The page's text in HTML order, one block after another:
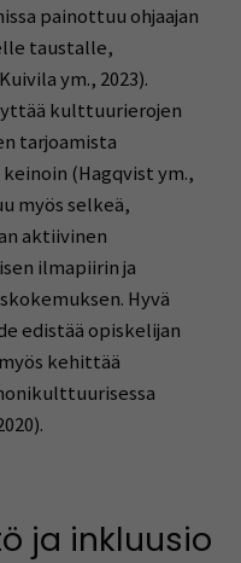
painottuu ohjaajan
taustalle,
ym., 2023).
kulttuurierojen
tarjoamista
(Hagqvist ym.,
myös selkeä,
aktiivinen
ilmapiirin ja
Hyvä
edistää opiskelijan
kehittää
ja inkluusio